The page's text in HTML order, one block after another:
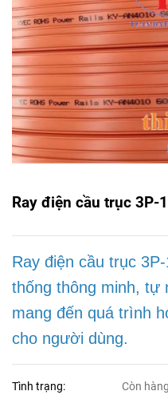
Ray điện cầu trục 3P-
Ray điện cầu trục
thống thông minh, tự
mang đến quá trình
cho người dùng.
Tình trạng: Còn hàng